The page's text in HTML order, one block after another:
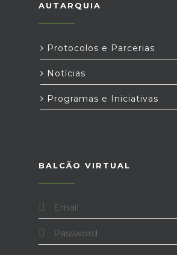
AUTARQUIA
Protocolos e Parcerias
Notícias
Programas e Iniciativas
BALCÃO VIRTUAL